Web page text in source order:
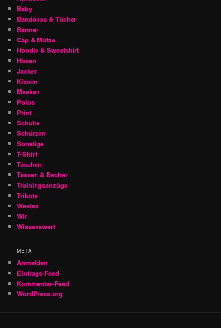
Baby
Bandanas & Tücher
Banner
Cap & Mütze
Hoodie & Sweatshirt
Hosen
Jacken
Kissen
Masken
Polos
Print
Schuhe
Schürzen
Sonstige
T-Shirt
Taschen
Tassen & Becher
Trainingsanzüge
Trikots
Westen
Wir
Wissenswert
META
Anmelden
Eintrags-Feed
Kommentar-Feed
WordPress.org